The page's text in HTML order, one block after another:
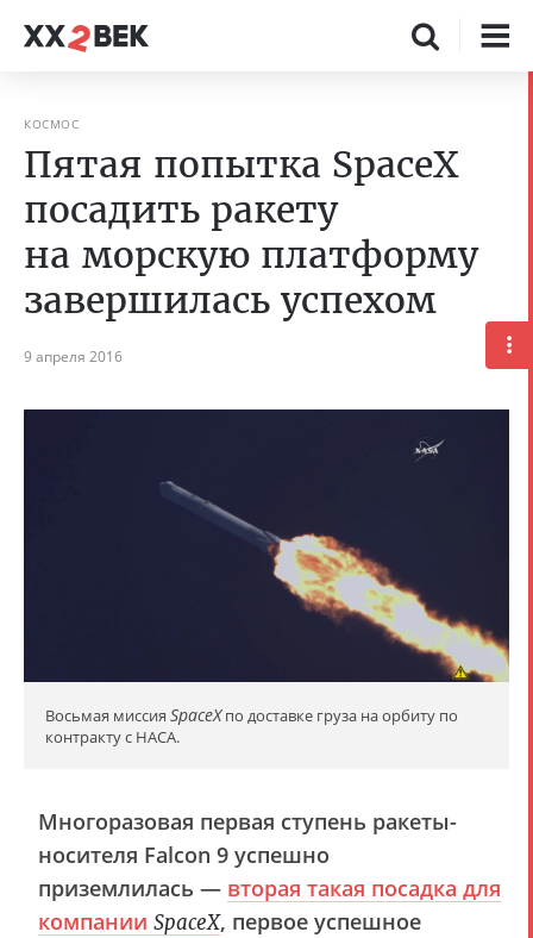
КОСМОС
Пятая попытка SpaceX
посадить ракету
на морскую платформу
завершилась успехом
9 апреля 2016
Восьмая миссия SpaceXпо доставке груза на орбиту по
контракту с НАСА.
Многоразовая первая ступень ракеты-
носителя Falcon 9 успешно
приземлилась — вторая такая посадка для
компании SpaceX, первое успешное